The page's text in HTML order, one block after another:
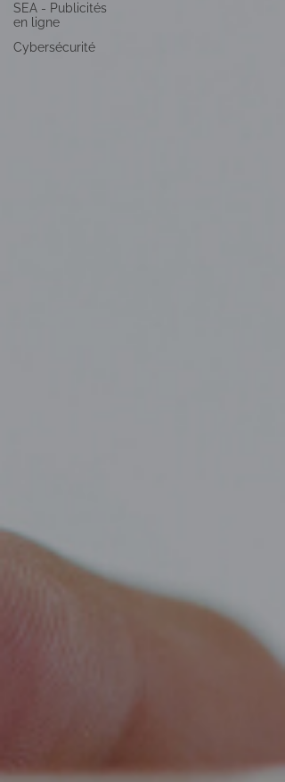
SEA - Publicités
en ligne
Cybersécurité